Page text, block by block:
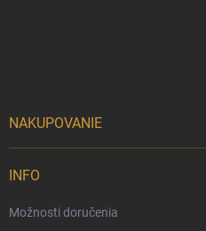
NAKUPOVANIE
Darčekový radca 🎁
INFO
Možnosti doručenia